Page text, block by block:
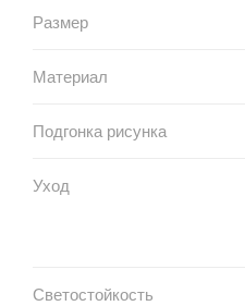
Размер
Материал
Подгонка рисунка
Уход
Светостойкость